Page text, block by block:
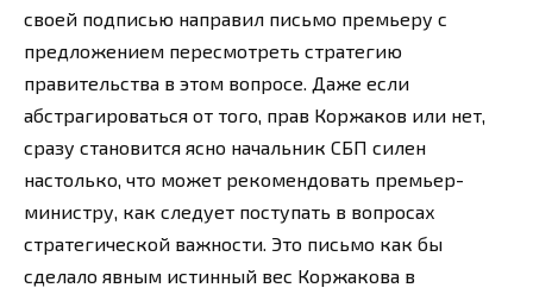
своей подписью направил письмо премьеру с
предложением пересмотреть стратегию
правительства в этом вопросе. Даже если
абстрагироваться от того, прав Коржаков или нет,
сразу становится ясно начальник СБП силен
настолько, что может рекомендовать премьер-
министру, как следует поступать в вопросах
стратегической важности. Это письмо как бы
сделало явным истинный вес Коржакова в